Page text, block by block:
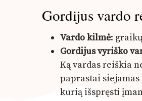
Gordijus vardo
Vardo kilmė: graikų
Gordijus vyriško
Ką vardas reiškia
paprastai
kurią išspręsti